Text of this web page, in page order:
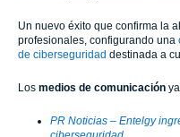
Un nuevo éxito que confirma la
profesionales, configurando una
de ciberseguridad destinada a
Los medios de comunicación
PR Noticias – Entelgy